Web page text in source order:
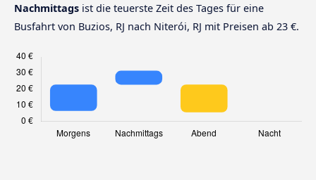
Nachmittags ist die teuerste Zeit des Tages für eine
Busfahrt von Buzios, RJ nach Niterói, RJ mit Preisen ab 23 €.